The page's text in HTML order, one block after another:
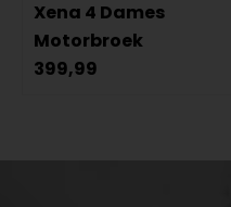
Xena 4 Dames
Motorbroek
399,99